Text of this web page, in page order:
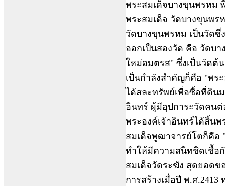
พระสมเด็จบางขุนพรหม
พระสมเด็จ วัดบางขุนพร
วัดบางขุนพรหม เป็นวัดซึ่
ออกเป็นสองวัด คือ วัดบ
ใหม่อมตรส" ซึ่งเป็นวัดต้
เป็นกำลังสำคัญก็คือ "พร
ได้สละทรัพย์เพื่อซื้อที่ดิน
อินทร์ ผู้มีอุปการะวัดคน
พระองค์เจ้าอินทร์ได้สิ้น
สมเด็จพูฒาจารย์โตก็คือ
ทำให้มีความสนิทชิดเชื้อ
สมเด็จวัดระฆัง สุดยอดข
การสร้างเมื่อปี พ.ศ